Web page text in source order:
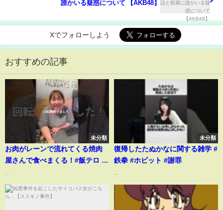
誰かいる疑惑について 【AKB48】
Xでフォローしよう
おすすめの記事
未分類
お肉がレーンで流れてくる焼肉
屋さんで食べまくる！#飯テロ #
未分類
復帰したたぬかなに関する雑学 #
鉄拳 #ホビット #謝罪